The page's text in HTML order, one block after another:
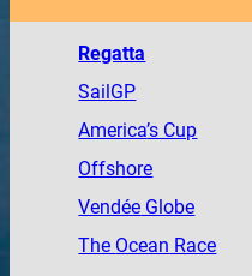
Regatta
SailGP
America’s Cup
Offshore
Vendée Globe
The Ocean Race